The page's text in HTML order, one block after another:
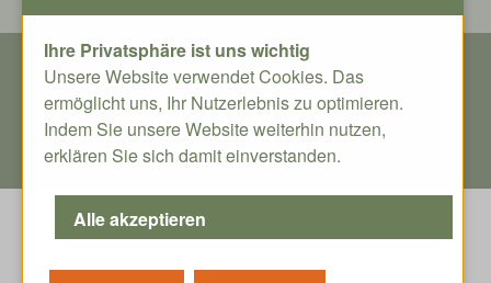
© Copyright - Alle Rechte vorbehalten | Oxni GmbH
Impressum|AGB|Datenschutz
Versand und Zahlung
Ihre Privatsphäre ist uns wichtig
Unsere Website verwendet Cookies. Das
ermöglicht uns, Ihr Nutzerlebnis zu optimieren.
Indem Sie unsere Website weiterhin nutzen,
erklären Sie sich damit einverstanden.